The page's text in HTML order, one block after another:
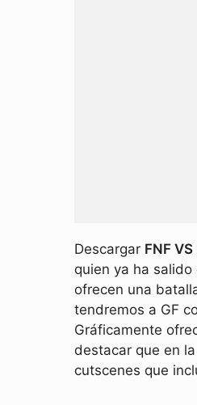
Descargar FNF VS
quien ya ha
ofrecen una
tendremos a GF
Gráficamente
destacar que en
cutscenes que